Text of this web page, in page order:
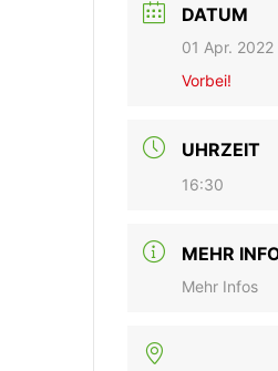
DATUM
01 Apr. 2022
Vorbei!
UHRZEIT
16:30
MEHR
Mehr Infos